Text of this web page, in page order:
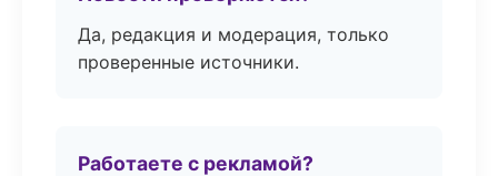
Да, редакция и модерация, только
проверенные источники.
Работаете с рекламой?